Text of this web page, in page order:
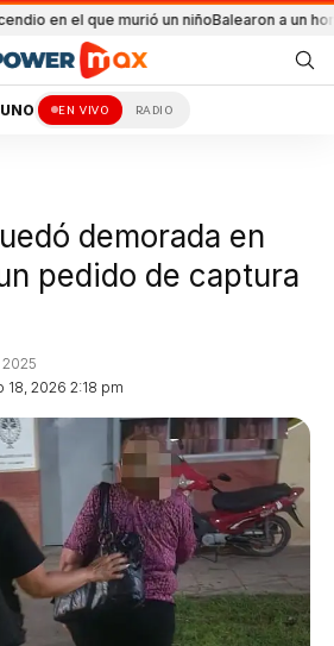
el que murió un niñoBalearon a un hombre en
EN VIVO RADIO
demorada en
pedido de captura
18, 2026 2:18 pm